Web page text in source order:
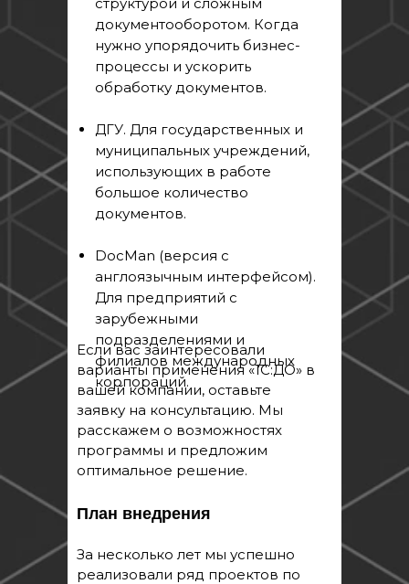
документооборотом. Когда
нужно упорядочить бизнес-
процессы и ускорить
обработку документов.
ДГУ. Для государственных и
муниципальных учреждений,
использующих в работе
большое количество
документов.
DocMan (версия с
англоязычным интерфейсом).
Для предприятий с
зарубежными
подразделениями и
филиалов международных
корпораций.
План внедрения
За несколько лет мы успешно
реализовали ряд проектов по
Если вас заинтересовали
варианты применения «1С:ДО» в
вашей компании, оставьте
заявку на консультацию. Мы
расскажем о возможностях
программы и предложим
оптимальное решение.